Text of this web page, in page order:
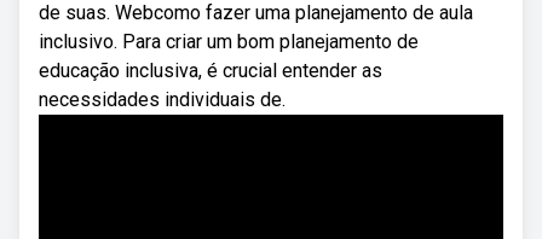
de suas. Webcomo fazer uma planejamento de aula
inclusivo. Para criar um bom planejamento de
educação inclusiva, é crucial entender as
necessidades individuais de.